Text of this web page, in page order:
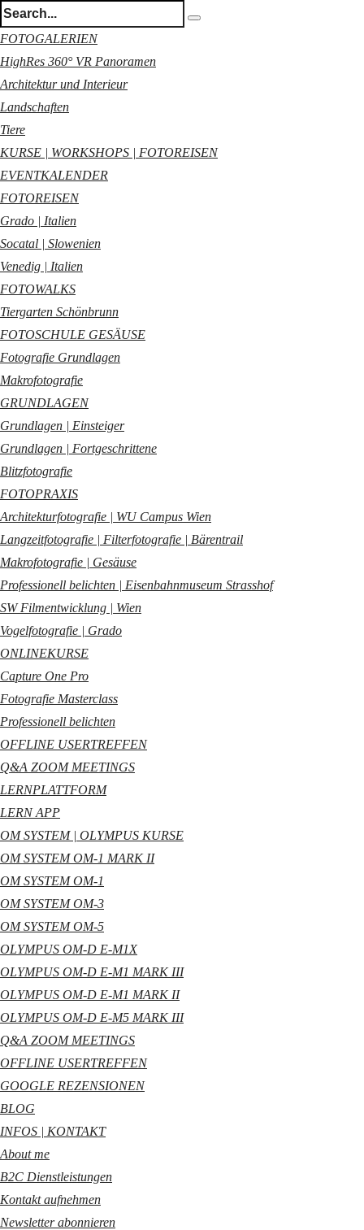
FOTOGALERIEN
HighRes 360° VR Panoramen
Architektur und Interieur
Landschaften
Tiere
KURSE | WORKSHOPS | FOTOREISEN
EVENTKALENDER
FOTOREISEN
Grado | Italien
Socatal | Slowenien
Venedig | Italien
FOTOWALKS
Tiergarten Schönbrunn
FOTOSCHULE GESÄUSE
Fotografie Grundlagen
Makrofotografie
GRUNDLAGEN
Grundlagen | Einsteiger
Grundlagen | Fortgeschrittene
Blitzfotografie
FOTOPRAXIS
Architekturfotografie | WU Campus Wien
Langzeitfotografie | Filterfotografie | Bärentrail
Makrofotografie | Gesäuse
Professionell belichten | Eisenbahnmuseum Strasshof
SW Filmentwicklung | Wien
Vogelfotografie | Grado
ONLINEKURSE
Capture One Pro
Fotografie Masterclass
Professionell belichten
OFFLINE USERTREFFEN
Q&A ZOOM MEETINGS
LERNPLATTFORM
LERN APP
OM SYSTEM | OLYMPUS KURSE
OM SYSTEM OM-1 MARK II
OM SYSTEM OM-1
OM SYSTEM OM-3
OM SYSTEM OM-5
OLYMPUS OM-D E-M1X
OLYMPUS OM-D E-M1 MARK III
OLYMPUS OM-D E-M1 MARK II
OLYMPUS OM-D E-M5 MARK III
Q&A ZOOM MEETINGS
OFFLINE USERTREFFEN
GOOGLE REZENSIONEN
BLOG
INFOS | KONTAKT
About me
B2C Dienstleistungen
Kontakt aufnehmen
Newsletter abonnieren